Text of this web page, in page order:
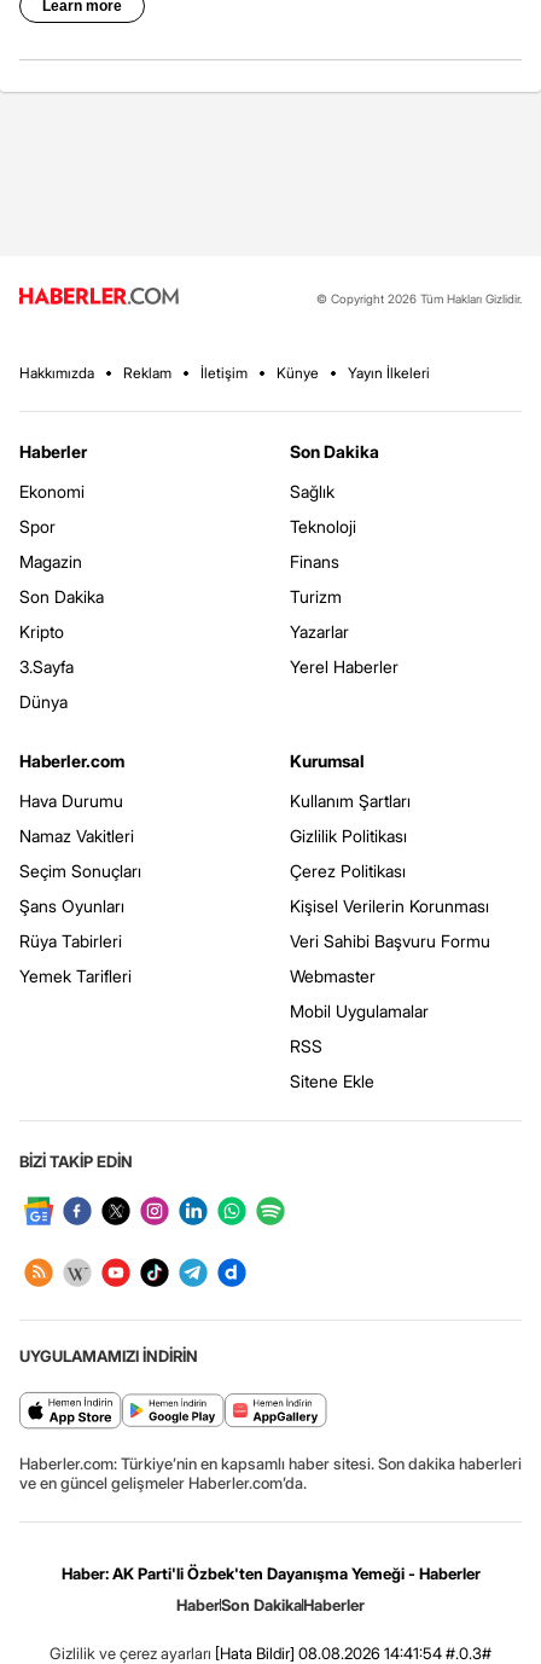
© Copyright 2026 Tüm Hakları Gizlidir.
Hakkımızda Reklam İletişim Künye Yayın İlkeleri
Haberler
Ekonomi
Spor
Magazin
Son Dakika
Kripto
3.Sayfa
Dünya
Son Dakika
Sağlık
Teknoloji
Finans
Turizm
Yazarlar
Yerel Haberler
Haberler.com
Hava Durumu
Namaz Vakitleri
Seçim Sonuçları
Şans Oyunları
Rüya Tabirleri
Yemek Tarifleri
Kurumsal
Kullanım Şartları
Gizlilik Politikası
Çerez Politikası
Kişisel Verilerin Korunması
Veri Sahibi Başvuru Formu
Webmaster
Mobil Uygulamalar
RSS
Sitene Ekle
BİZİ TAKİP EDİN
UYGULAMAMIZI İNDİRİN
Haberler.com: Türkiye’nin en kapsamlı haber sitesi. Son dakika haberleri
ve en güncel gelişmeler Haberler.com’da.
Haber: AK Parti'li Özbek'ten Dayanışma Yemeği - Haberler
HaberSon DakikaHaberler
Gizlilik ve çerez ayarları [Hata Bildir] 08.08.2026 14:41:54 #.0.3#